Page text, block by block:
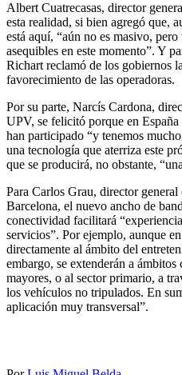
Albert Cuatrecasas, director
esta realidad, si bien agregó que,
está aquí, “aún no es masivo,
asequibles en este momento”. Y
Richart reclamó de los gobiernos
favorecimiento de las operadoras.
Por su parte, Narcís Cardona,
UPV, se felicitó porque en
han participado “y tenemos
una tecnología que aterriza este
que se producirá, no obstante,
Para Carlos Grau, director
Barcelona, el nuevo ancho de
conectividad facilitará
servicios”. Por ejemplo, aunque
directamente al ámbito del
embargo, se extenderán a ámbitos
mayores, o al sector primario, a
los vehículos no tripulados. En
aplicación muy transversal”.